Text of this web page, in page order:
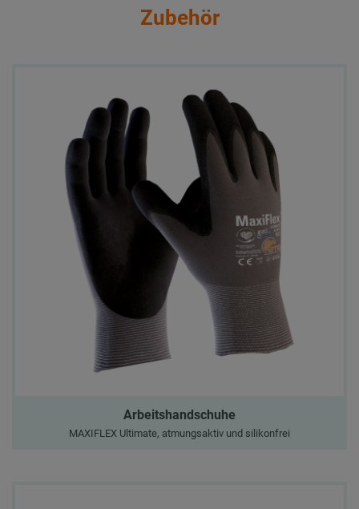
Zubehör
Arbeitshandschuhe
MAXIFLEX Ultimate, atmungsaktiv und silikonfrei